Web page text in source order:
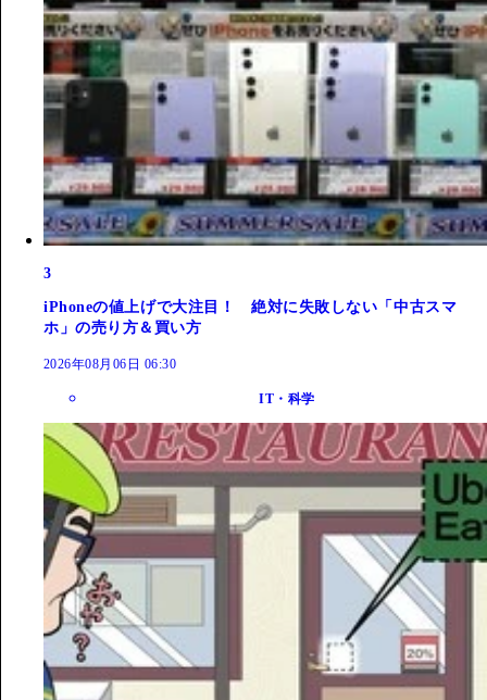
3
iPhoneの値上げで大注目！ 絶対に失敗しない「中古スマ
ホ」の売り方＆買い方
2026年08月06日 06:30
IT・科学